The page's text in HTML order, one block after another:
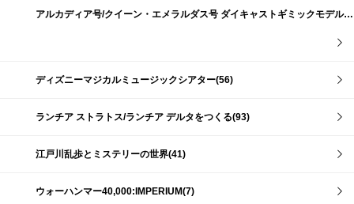
アルカディア号/クイーン・エメラルダス号 ダイキャストギミックモデルをつくる(159)
ディズニーマジカルミュージックシアター(56)
ランチア ストラトス/ランチア デルタをつくる(93)
江戸川乱歩とミステリーの世界(41)
ウォーハンマー40,000:IMPERIUM(7)